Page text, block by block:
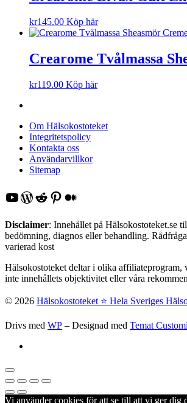
kr145.00 Köp här
Crearome Tvålmassa
kr119.00 Köp här
Om Hälsokostoteket
Integritetspolicy
Kontakta oss
Användarvillkor
Sitemap
YouTube
WordPress
Reddit
Pinterest
Medium
Disclaimer: Innehållet på Hälsokostoteket.se
bedömning, diagnos eller behandling.
varierad kost
Hälsokostoteket deltar i olika affiliateprogram,
inte innehållets objektivitet eller våra
© 2026 Hälsokostoteket ⭐️ Hela Sveriges
Drivs med WP – Designad med Temat
Vi använder cookies för att se till att vi ger dig